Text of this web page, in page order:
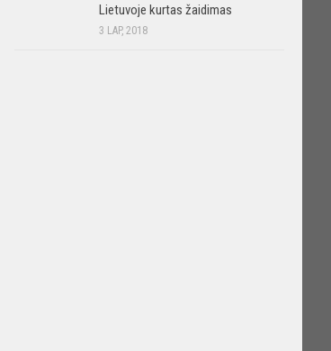
Lietuvoje kurtas žaidimas
3 LAP, 2018